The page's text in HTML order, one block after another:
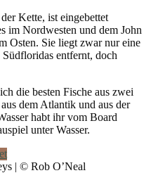
Kette, ist eingebettet
im Nordwesten und dem John
Osten. Sie liegt zwar nur eine
entfernt, doch
die besten Fische aus zwei
dem Atlantik und aus der
habt ihr vom Board
unter Wasser.
| © Rob O’Neal